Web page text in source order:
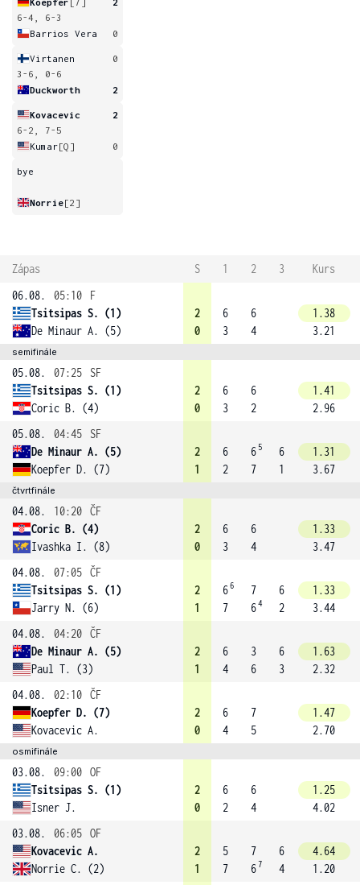
Koepfer [7]
2
6-4, 6-3
Barrios Vera
0
Virtanen
0
3-6, 0-6
Duckworth
2
Kovacevic
2
6-2, 7-5
Kumar[Q] 0
bye
Norrie[2]
Zápas S 1 2 3
Kurs
06.08.
05:10
F
Tsitsipas S. (1)
De Minaur A. (5)
2
0
6
3
6
4
1.38
3.21
semifinále
05.08. 07:25
SF
Tsitsipas S. (1)
Coric B. (4)
2
0
6
3
6
2
1.41
2.96
05.08.
04:45
SF
De Minaur A. (5)
Koepfer D. (7)
2
1
6
2
6 5
7
6
1
1.31
3.67
čtvrtfinále
04.08. 10:20 ČF
Coric B. (4)
Ivashka I. (8)
2
0
6
3
6
4
1.33
3.47
04.08.
07:05 ČF
Tsitsipas S. (1)
Jarry N. (6)
2
1
66
7
7
64
6
2
1.33
3.44
04.08.
04:20 ČF
De Minaur A. (5)
Paul T. (3)
2
1
6
4
3
6
6
3
1.63
2.32
04.08.
02:10 ČF
Koepfer D. (7)
Kovacevic A.
2
0
6
4
7
5
1.47
2.70
osmifinále
03.08. 09:00 OF
Tsitsipas S. (1)
Isner J.
2
0
6
2
6
4
1.25
4.02
03.08.
06:05 OF
Kovacevic A.
Norrie C. (2)
2
1
5
7
7
67
6
4
4.64
1.20